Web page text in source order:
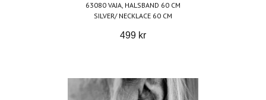
63080 VAJA, HALSBAND 60 CM
SILVER/ NECKLACE 60 CM
499 kr